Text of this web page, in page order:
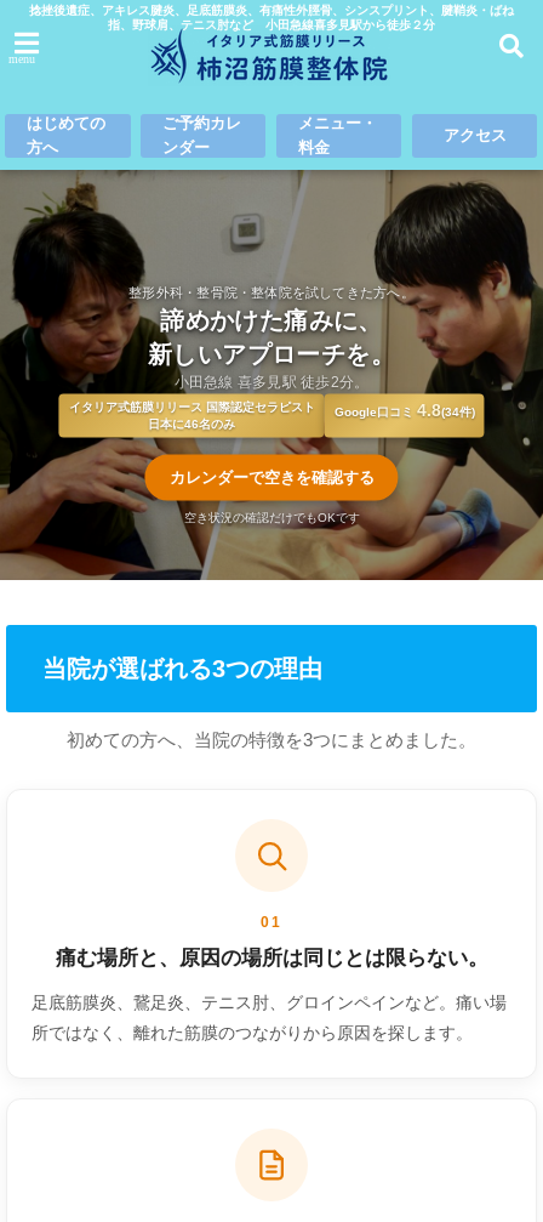
捻挫後遺症、アキレス腱炎、足底筋膜炎、有痛性外脛骨、シンスプリント、腱鞘炎・ばね
指、野球肩、テニス肘など 小田急線喜多見駅から徒歩２分
menu
はじめての
方へ
ご予約カレ
ンダー
メニュー・
料金
アクセス
整形外科・整骨院・整体院を試してきた方へ。
諦めかけた痛みに、
新しいアプローチを。
小田急線 喜多見駅 徒歩2分。
イタリア式筋膜リリース 国際認定セラピスト
日本に46名のみ
Google口コミ 4.8(34件)
カレンダーで空きを確認する
空き状況の確認だけでもOKです
当院が選ばれる3つの理由
初めての方へ、当院の特徴を3つにまとめました。
01
痛む場所と、原因の場所は同じとは限らない。
足底筋膜炎、鵞足炎、テニス肘、グロインペインなど。痛い場
所ではなく、離れた筋膜のつながりから原因を探します。